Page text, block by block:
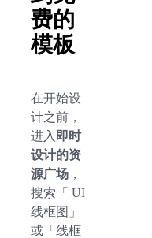
费的
模板
在开始设
计之前，
进入 即时
设计的资
源广场 ，
搜索「 UI
线框图」
或「线框